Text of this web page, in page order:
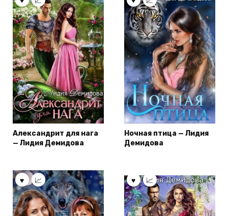
Александрит для нага
— Лидия Демидова
Ночная птица — Лидия
Демидова